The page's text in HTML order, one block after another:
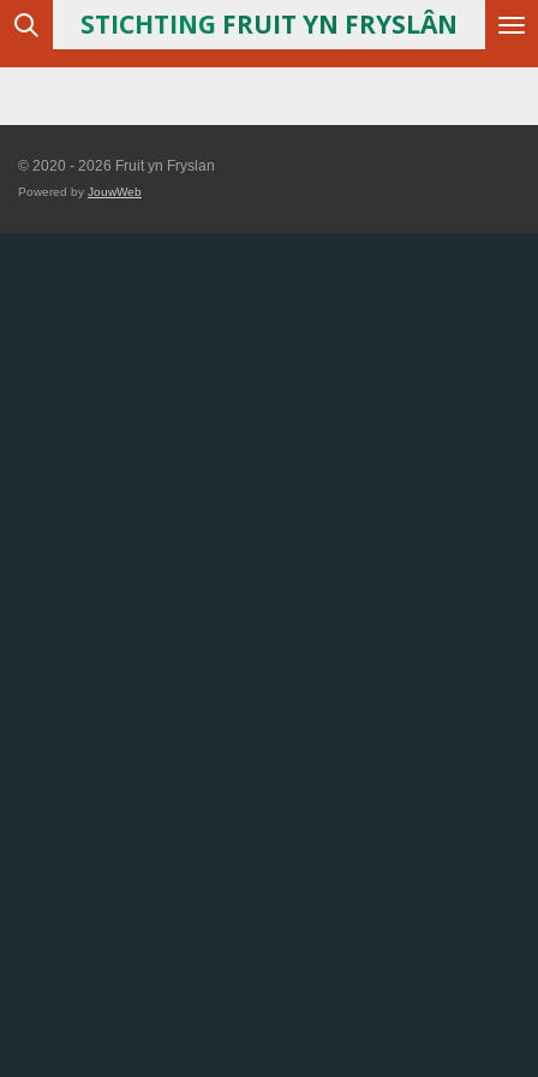
Ga
hoofdinhoud
STICHTING FRUIT YN FRYSLÂN
© 2020 - 2026 Fruit yn Fryslan
Powered by JouwWeb